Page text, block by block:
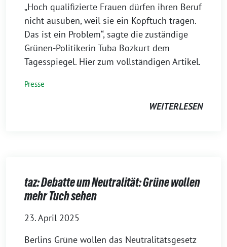
„Hoch qualifizierte Frauen dürfen ihren Beruf
nicht ausüben, weil sie ein Kopftuch tragen.
Das ist ein Problem“, sagte die zuständige
Grünen-Politikerin Tuba Bozkurt dem
Tagesspiegel. Hier zum vollständigen Artikel.
Presse
WEITERLESEN
taz: Debatte um Neutralität: Grüne wollen
mehr Tuch sehen
23. April 2025
Berlins Grüne wollen das Neu­tralitätsgesetz